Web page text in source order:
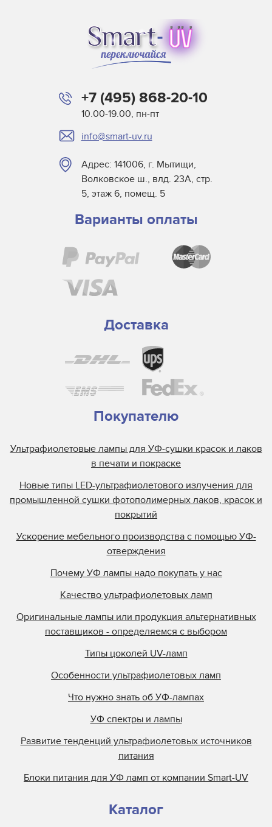
+7 (495) 868-20-10
10.00-19.00, пн-пт
info@smart-uv.ru
Адрес: 141006, г. Мытищи,
Волковское ш., влд. 23А, стр.
5, этаж 6, помещ. 5
Варианты оплаты
Доставка
Покупателю
Ультрафиолетовые лампы для УФ-сушки красок и лаков
в печати и покраске
Новые типы LED-ультрафиолетового излучения для
промышленной сушки фотополимерных лаков, красок и
покрытий
Ускорение мебельного производства с помощью УФ-
отверждения
Почему УФ лампы надо покупать у нас
Качество ультрафиолетовых ламп
Оригинальные лампы или продукция альтернативных
поставщиков - определяемся с выбором
Типы цоколей UV-ламп
Особенности ультрафиолетовых ламп
Что нужно знать об УФ-лампах
УФ спектры и лампы
Развитие тенденций ультрафиолетовых источников
питания
Блоки питания для УФ ламп от компании Smart-UV
Каталог